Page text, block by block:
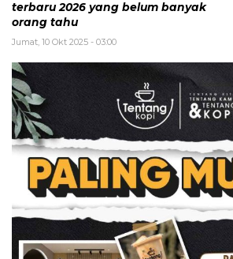
terbaru 2026 yang belum banyak
orang tahu
Jumat, 10 Okt 2025 - 03:00